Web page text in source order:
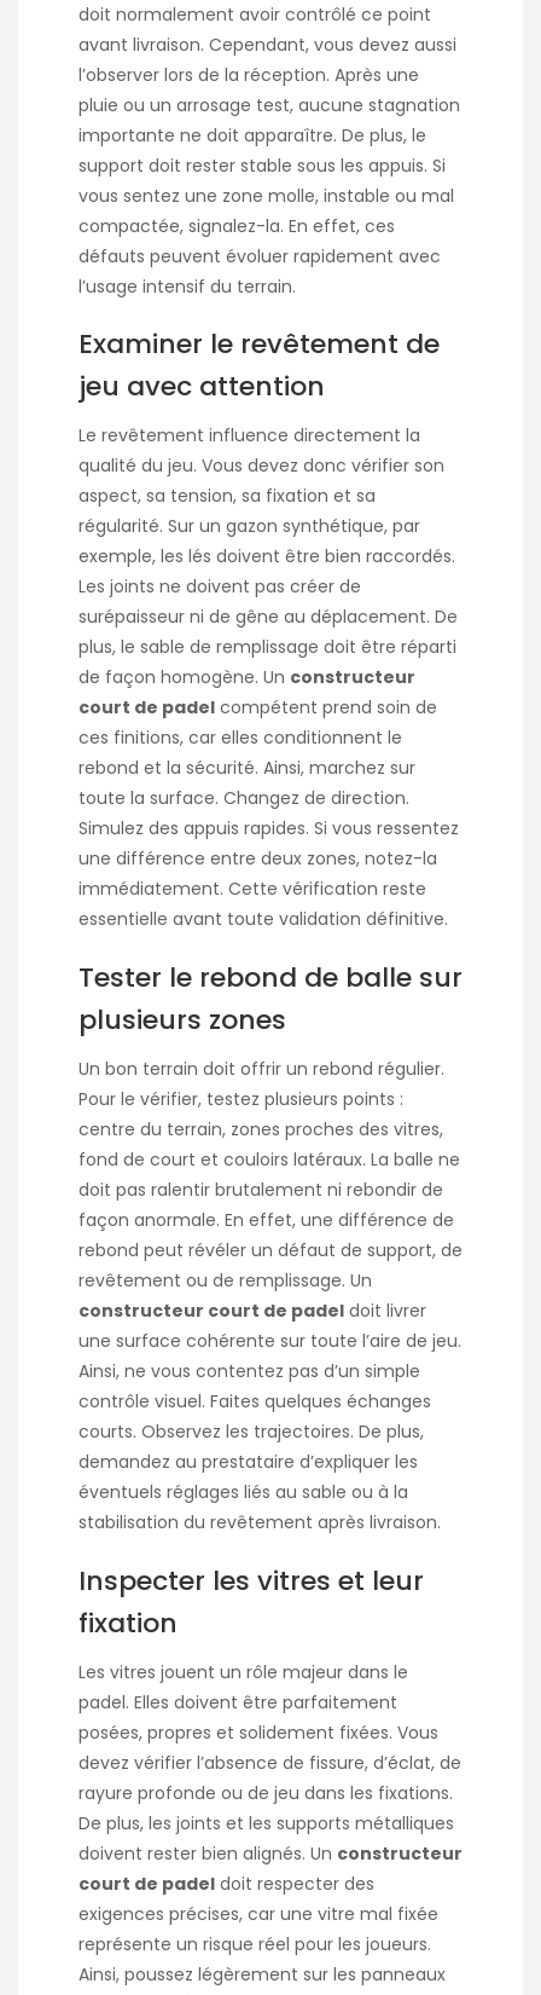
doit normalement avoir contrôlé ce point
avant livraison. Cependant, vous devez aussi
l’observer lors de la réception. Après une
pluie ou un arrosage test, aucune stagnation
importante ne doit apparaître. De plus, le
support doit rester stable sous les appuis. Si
vous sentez une zone molle, instable ou mal
compactée, signalez-la. En effet, ces
défauts peuvent évoluer rapidement avec
l’usage intensif du terrain.
Examiner le revêtement de
jeu avec attention
Le revêtement influence directement la
qualité du jeu. Vous devez donc vérifier son
aspect, sa tension, sa fixation et sa
régularité. Sur un gazon synthétique, par
exemple, les lés doivent être bien raccordés.
Les joints ne doivent pas créer de
surépaisseur ni de gêne au déplacement. De
plus, le sable de remplissage doit être réparti
de façon homogène. Un constructeur
court de padel compétent prend soin de
ces finitions, car elles conditionnent le
rebond et la sécurité. Ainsi, marchez sur
toute la surface. Changez de direction.
Simulez des appuis rapides. Si vous ressentez
une différence entre deux zones, notez-la
immédiatement. Cette vérification reste
essentielle avant toute validation définitive.
Tester le rebond de balle sur
plusieurs zones
Un bon terrain doit offrir un rebond régulier.
Pour le vérifier, testez plusieurs points :
centre du terrain, zones proches des vitres,
fond de court et couloirs latéraux. La balle ne
doit pas ralentir brutalement ni rebondir de
façon anormale. En effet, une différence de
rebond peut révéler un défaut de support, de
revêtement ou de remplissage. Un
constructeur court de padel doit livrer
une surface cohérente sur toute l’aire de jeu.
Ainsi, ne vous contentez pas d’un simple
contrôle visuel. Faites quelques échanges
courts. Observez les trajectoires. De plus,
demandez au prestataire d’expliquer les
éventuels réglages liés au sable ou à la
stabilisation du revêtement après livraison.
Inspecter les vitres et leur
fixation
Les vitres jouent un rôle majeur dans le
padel. Elles doivent être parfaitement
posées, propres et solidement fixées. Vous
devez vérifier l’absence de fissure, d’éclat, de
rayure profonde ou de jeu dans les fixations.
De plus, les joints et les supports métalliques
doivent rester bien alignés. Un constructeur
court de padel doit respecter des
exigences précises, car une vitre mal fixée
représente un risque réel pour les joueurs.
Ainsi, poussez légèrement sur les panneaux